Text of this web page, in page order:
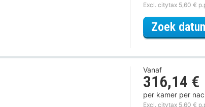
Excl. citytax 5,60 €
Zoek
Vanaf
316,14 €
per kamer per
Excl. citytax 5,60 €